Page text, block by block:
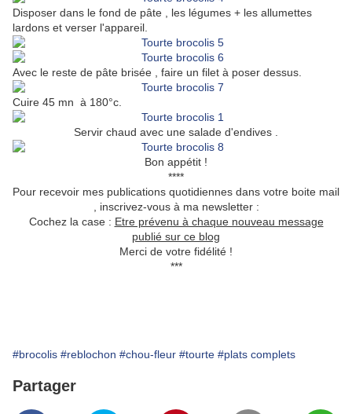
Disposer dans le fond de pâte , les légumes + les allumettes
lardons et verser l'appareil.
Avec le reste de pâte brisée , faire un filet à poser dessus.
Cuire 45 mn à 180°c.
Servir chaud avec une salade d'endives .
Bon appétit !
****
Pour recevoir mes publications quotidiennes dans votre boite mail
, inscrivez-vous à ma newsletter :
Cochez la case : Etre prévenu à chaque nouveau message
publié sur ce blog
Merci de votre fidélité !
***
#brocolis #reblochon #chou-fleur #tourte #plats complets
Partager